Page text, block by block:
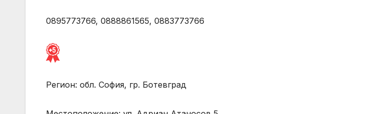
0895773766, 0888861565, 0883773766
Регион: обл. София, гр. Ботевград